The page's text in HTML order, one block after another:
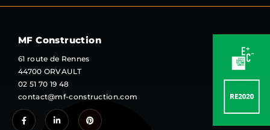
MF Construction
61 route de Rennes
44700 ORVAULT
02 51 70 19 48
contact@mf-construction.com